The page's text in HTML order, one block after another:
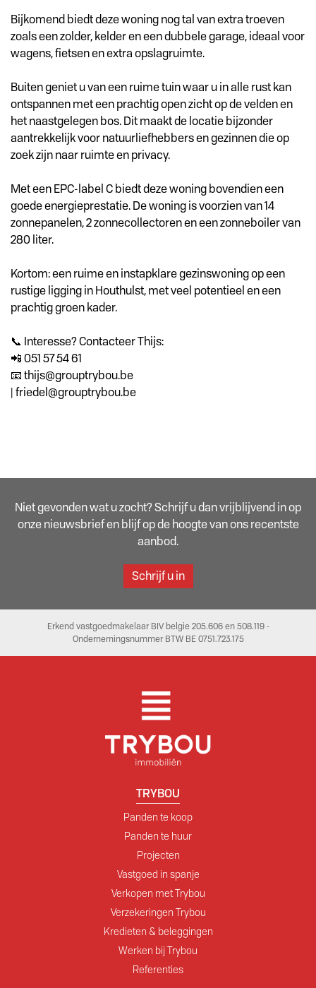
Bijkomend biedt deze woning nog tal van extra troeven
zoals een zolder, kelder en een dubbele garage, ideaal voor
wagens, fietsen en extra opslagruimte.
Buiten geniet u van een ruime tuin waar u in alle rust kan
ontspannen met een prachtig open zicht op de velden en
het naastgelegen bos. Dit maakt de locatie bijzonder
aantrekkelijk voor natuurliefhebbers en gezinnen die op
zoek zijn naar ruimte en privacy.
Met een EPC-label C biedt deze woning bovendien een
goede energieprestatie. De woning is voorzien van 14
zonnepanelen, 2 zonnecollectoren en een zonneboiler van
280 liter.
Kortom: een ruime en instapklare gezinswoning op een
rustige ligging in Houthulst, met veel potentieel en een
prachtig groen kader.
📞 Interesse? Contacteer Thijs:
📲 051 57 54 61
📧 thijs@grouptrybou.be
| friedel@grouptrybou.be
Niet gevonden wat u zocht? Schrijf u dan vrijblijvend in op
onze nieuwsbrief en blijf op de hoogte van ons recentste
aanbod.
Schrijf u in
Erkend vastgoedmakelaar BIV belgie 205.606 en 508.119 -
Ondernemingsnummer BTW BE 0751.723.175
TRYBOU
Panden te koop
Panden te huur
Projecten
Vastgoed in spanje
Verkopen met Trybou
Verzekeringen Trybou
Kredieten & beleggingen
Werken bij Trybou
Referenties